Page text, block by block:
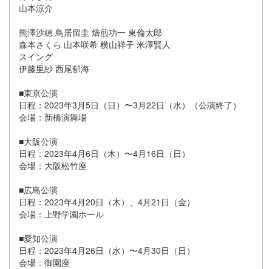
山本涼介
熊澤沙穂 鳥居留圭 焙煎功一 東倫太郎
森本さくら 山本咲希 横山祥子 米澤賢人
スイング
伊藤里紗 西尾郁海
■東京公演
日程：2023年3月5日（日）〜3月22日（水）（公演終了）
会場：新橋演舞場
■大阪公演
日程：2023年4月6日（木）〜4月16日（日）
会場：大阪松竹座
■広島公演
日程：2023年4月20日（木）、4月21日（金）
会場：上野学園ホール
■愛知公演
日程：2023年4月26日（水）〜4月30日（日）
会場：御園座